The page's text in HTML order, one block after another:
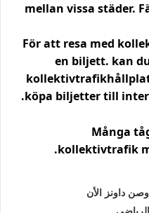
mellan vissa städer.
För att resa med
en biljett. kan
köpa biljetter till
Många
kollektivtrafik
داونز الأن